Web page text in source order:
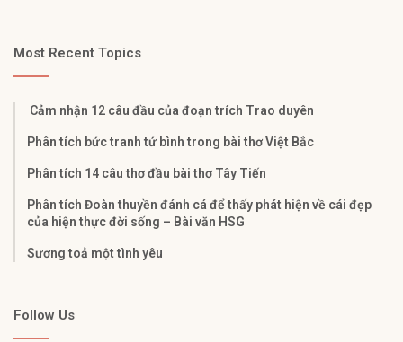
Most Recent Topics
Cảm nhận 12 câu đầu của đoạn trích Trao duyên
Phân tích bức tranh tứ bình trong bài thơ Việt Bắc
Phân tích 14 câu thơ đầu bài thơ Tây Tiến
Phân tích Đoàn thuyền đánh cá để thấy phát hiện về cái đẹp
của hiện thực đời sống – Bài văn HSG
Sương toả một tình yêu
Follow Us